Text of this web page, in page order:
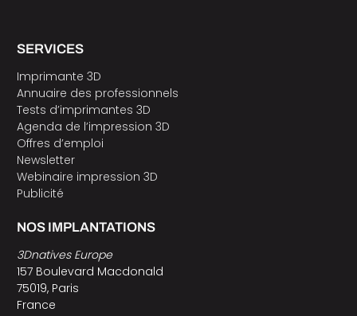
SERVICES
Imprimante 3D
Annuaire des professionnels
Tests d’imprimantes 3D
Agenda de l’impression 3D
Offres d’emploi
Newsletter
Webinaire impression 3D
Publicité
NOS IMPLANTATIONS
3Dnatives Europe
157 Boulevard Macdonald
75019, Paris
France